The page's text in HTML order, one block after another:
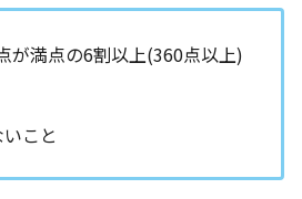
が満点の6割以上(360点以上)
こと